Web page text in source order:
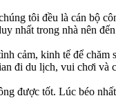
tôi đều là cán bộ
nhất trong nhà nên
cảm, kinh tế để chăm
đi du lịch, vui chơi và
được tốt. Lúc béo